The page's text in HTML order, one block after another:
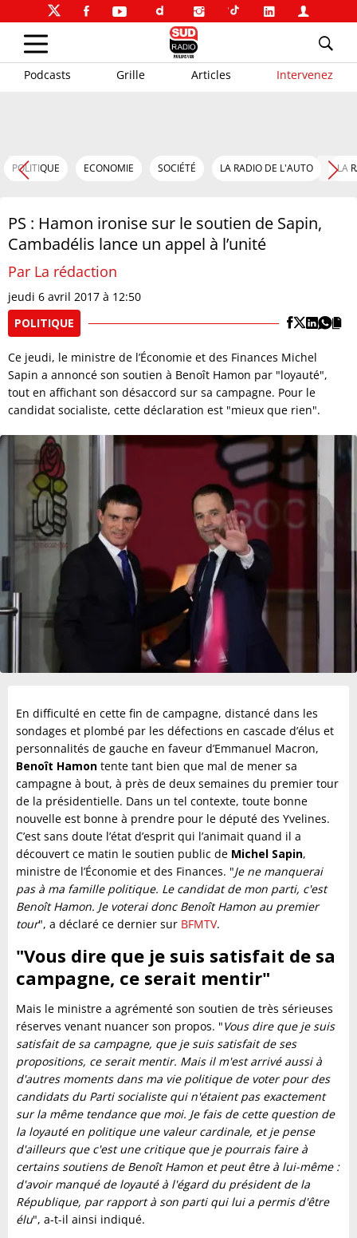
Podcasts Grille Articles Intervenez
POLITIQUE ECONOMIE SOCIÉTÉ LA RADIO DE L'AUTO LA
PS : Hamon ironise sur le soutien de Sapin,
Cambadélis lance un appel à l’unité
Par La rédaction
jeudi 6 avril 2017 à 12:50
POLITIQUE
Ce jeudi, le ministre de l’Économie et des Finances Michel
Sapin a annoncé son soutien à Benoît Hamon par "loyauté",
tout en affichant son désaccord sur sa campagne. Pour le
candidat socialiste, cette déclaration est "mieux que rien".
En difficulté en cette fin de campagne, distancé dans les
sondages et plombé par les défections en cascade d’élus et
personnalités de gauche en faveur d’Emmanuel Macron,
Benoît Hamon tente tant bien que mal de mener sa
campagne à bout, à près de deux semaines du premier tour
de la présidentielle. Dans un tel contexte, toute bonne
nouvelle est bonne à prendre pour le député des Yvelines.
C’est sans doute l’état d’esprit qui l’animait quand il a
découvert ce matin le soutien public de Michel Sapin,
ministre de l’Économie et des Finances. "Je ne manquerai
pas à ma famille politique. Le candidat de mon parti, c'est
Benoît Hamon. Je voterai donc Benoît Hamon au premier
tour", a déclaré ce dernier sur BFMTV.
"Vous dire que je suis satisfait de sa
campagne, ce serait mentir"
Mais le ministre a agrémenté son soutien de très sérieuses
réserves venant nuancer son propos. "Vous dire que je suis
satisfait de sa campagne, que je suis satisfait de ses
propositions, ce serait mentir. Mais il m'est arrivé aussi à
d'autres moments dans ma vie politique de voter pour des
candidats du Parti socialiste qui n'étaient pas exactement
sur la même tendance que moi. Je fais de cette question de
la loyauté en politique une valeur cardinale, et je pense
d'ailleurs que c'est une critique que je pourrais faire à
certains soutiens de Benoît Hamon et peut être à lui-même :
d'avoir manqué de loyauté à l'égard du président de la
République, par rapport à son parti qui lui a permis d'être
élu", a-t-il ainsi indiqué.